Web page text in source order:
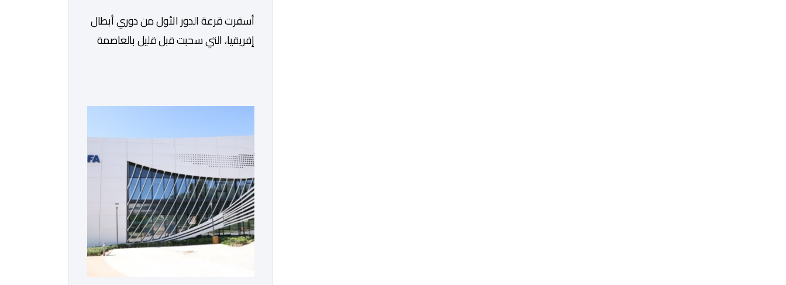
أسفرت قرعة الدور الأول من دوري أبطال
إفريقيا، التي سحبت قبل قليل بالعاصمة
موعد في هذا الدور مع الفائز من المباراة
التي تجمع بين ستار سبورت السييراليوني
ونادي المدينة الغامبي، حيث يطمح
الفريق […]